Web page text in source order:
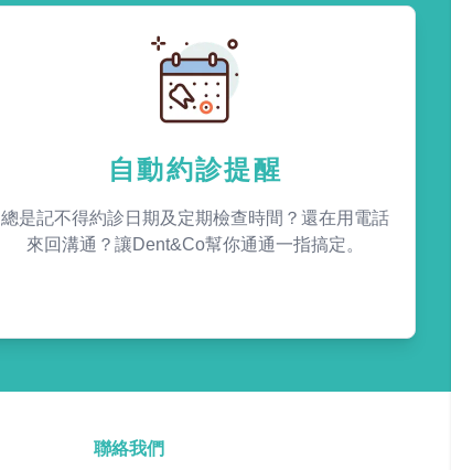
自動約診提醒
總是記不得約診日期及定期檢查時間？還在用電話
來回溝通？讓Dent&Co幫你通通一指搞定。
聯絡我們